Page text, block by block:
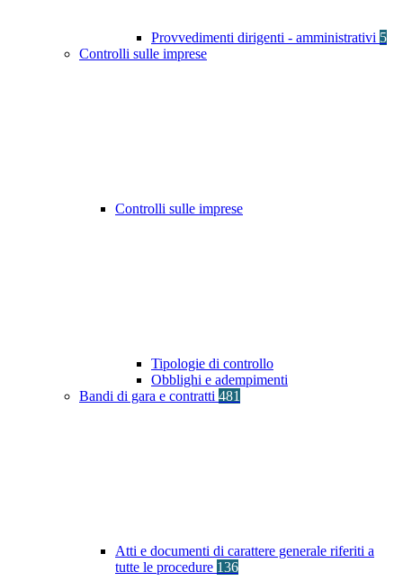
Provvedimenti dirigenti - amministrativi 5
Controlli sulle imprese
Controlli sulle imprese
Tipologie di controllo
Obblighi e adempimenti
Bandi di gara e contratti 481
Atti e documenti di carattere generale riferiti a
tutte le procedure 136